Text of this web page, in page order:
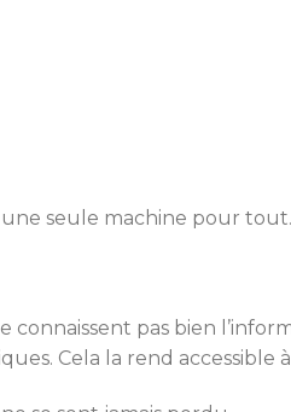
seule machine pour tout.
connaissent pas bien
Cela la rend accessible